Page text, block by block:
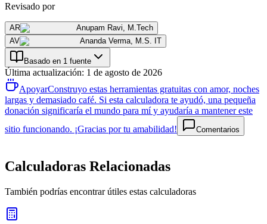
Revisado por
AR Anupam Ravi, M.Tech
AV
Ananda Verma, M.S. IT
Basado en 1 fuente
Última actualización: 1 de agosto de 2026
ApoyarConstruyo estas herramientas gratuitas con amor, noches
largas y demasiado café. Si esta calculadora te ayudó, una pequeña
donación significaría el mundo para mí y ayudaría a mantener este
sitio funcionando. ¡Gracias por tu amabilidad!
Comentarios
Calculadoras Relacionadas
También podrías encontrar útiles estas calculadoras